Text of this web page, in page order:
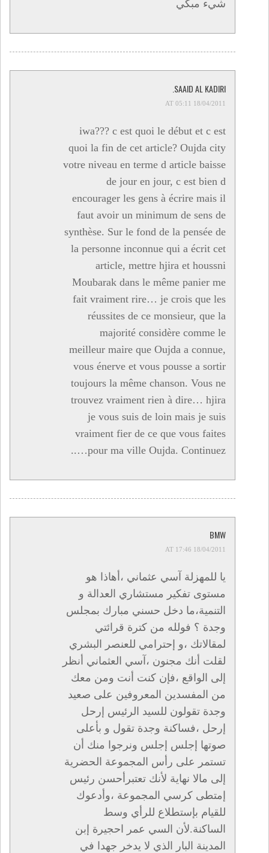
شيء مبكي
SAAID AL KADIRI.
18/04/2011 AT 05:11
iwa??? c est quoi le début et c est
quoi la fin de cet article? Oujda city
votre niveau en terme d article baisse
de jour en jour, c est bien d
encourager les gens à écrire mais il
faut avoir un minimum de sens de
synthèse. Sur le fond de la pensée de
la personne inconnue qui a écrit cet
article, mettre hjira et houssni
Moubarak dans le même panier me
fait vraiment rire… je crois que les
réussites de ce monsieur, que la
majorité considère comme le
meilleur maire que Oujda a connue,
vous énerve et vous pousse a sortir
toujours la même chanson. Vous ne
trouvez vraiment rien à dire… hjira
je vous suis de loin mais je suis
vraiment fier de ce que vous faites
pour ma ville Oujda. Continuez…..
BMW
18/04/2011 AT 17:46
يا للمهزلة آسي عثماني ،أهاذا هو
مستوى تفكير مستشاري العدالة و
التنمية،ما دخل حسني مبارك بمجلس
وجدة ؟ فولله من كترة قرائتي
لمقالاتك ،و إحترامي للعنصر البشري
لقلت أنك مجنون ،آسي العثماني أنظر
إلى الواقع ،فإن كنت أنت ومن معك
من المفسدين المعروفين على صعيد
وجدة تقولون للسيد الرئيس إرحل
إرحل ،فساكنة وجدة تقول و بأعلى
صوتها إجلس إجلس ونرجوا منك أن
تستمر على رأس المجموعة الحضرية
إلى مالا نهاية لأنك تعتبرأحسن رئيس
إمتطى كرسي المجموعة ،وأدعوك
للقيام بإستطلاع للرأي وسط
الساكنة.لأن السي عمر احجيرة إبن
المدينة البار الذي لا يدخر جهدا في